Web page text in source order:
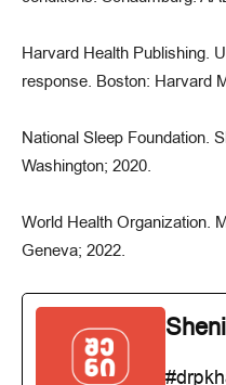
Harvard Health Publishing.
response. Boston: Harvard
National Sleep Foundation.
Washington; 2020.
World Health Organization.
Geneva; 2022.